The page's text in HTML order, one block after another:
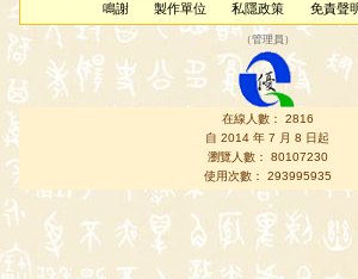
鳴謝
製作單位 私隱政策 免責聲
（管理員 ）
在線人數： 2816
自 2014 年 7 月 8 日起
瀏覽人數： 80107230
使用次數： 293995935